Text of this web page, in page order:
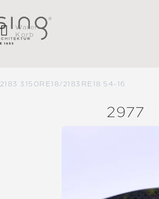
Waren
Korb
3150RE18/2183RE18 54-16
2977